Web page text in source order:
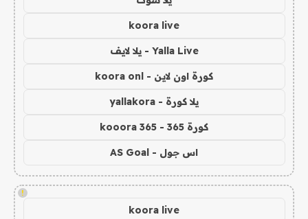
koora live
Yalla Live - يلا لايف
كورة اون لاين - koora onl
يلا كورة - yallakora
كورة 365 - kooora 365
اس جول - AS Goal
!
koora live